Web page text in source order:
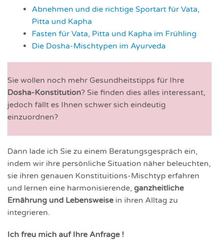
Abnehmen und die richtige Sportart für Vata,
Pitta und Kapha
Fasten für Vata, Pitta und Kapha im Frühling
Die Dosha-Mischtypen im Ayurveda
Sie wollen noch mehr Gesundheitstipps für Ihre
Dosha-Konstitution? Sie finden dies alles interessant,
jedoch fällt es Ihnen schwer sich eindeutig
einzuordnen?
Dann lade ich Sie zu einem Beratungsgespräch ein,
indem wir ihre persönliche Situation näher beleuchten,
sie ihren genauen Konstituitions-Mischtyp erfahren
und lernen eine harmonisierende, ganzheitliche
Ernährung und Lebensweise in ihren Alltag zu
integrieren.
Ich freu mich auf Ihre Anfrage !